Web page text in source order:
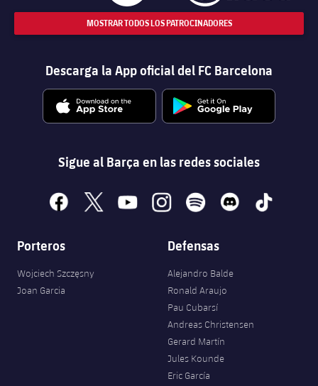
MOSTRAR TODOS LOS PATROCINADORES
Descarga la App oficial del FC Barcelona
Sigue al Barça en las redes sociales
facebook
x youtubeinstagramspotify discord tiktok
Porteros
Wojciech Szczęsny
Joan Garcia
Defensas
Alejandro Balde
Ronald Araujo
Pau Cubarsí
Andreas Christensen
Gerard Martín
Jules Kounde
Eric García